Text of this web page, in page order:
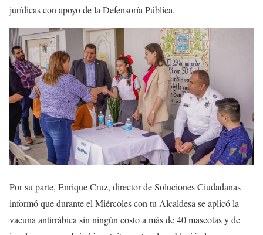
jurídicas con apoyo de la Defensoría Pública.
Por su parte, Enrique Cruz, director de Soluciones Ciudadanas
informó que durante el Miércoles con tu Alcaldesa se aplicó la
vacuna antirrábica sin ningún costo a más de 40 mascotas y de